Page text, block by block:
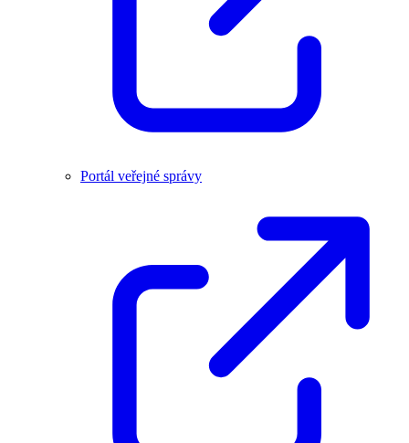
Portál veřejné správy